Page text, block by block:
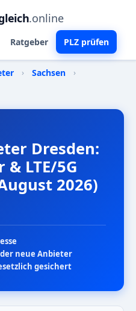
.online
Ratgeber PLZ prüfen
› Sachsen
›
Dresden:
& LTE/5G
2026)
neue Anbieter
gesichert